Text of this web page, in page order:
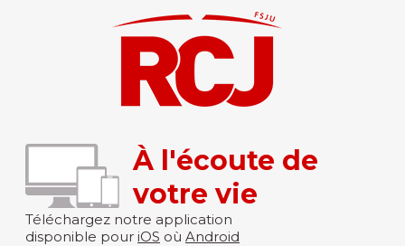
À l'écoute de
votre vie
Téléchargez notre application
disponible pour iOS où Android